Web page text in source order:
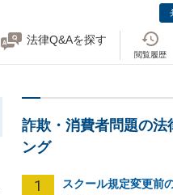
法律Q&Aを探す
閲覧履歴
詐欺・消費者問題の法
ング
1